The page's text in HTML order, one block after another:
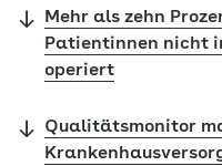
Mehr als zehn
Patientinnen nicht
operiert
Qualitätsmonitor